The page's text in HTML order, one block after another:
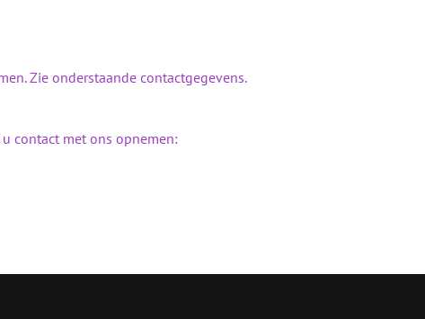
Zie onderstaande contactgegevens.
contact met ons opnemen: